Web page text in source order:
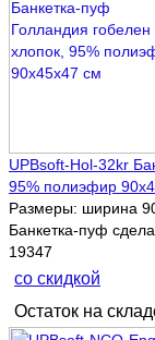
UPBsoft-Hol-32kr
95% полиэфир
Размеры: ширина
Банкетка-пуф
19347
со скидкой
Остаток на